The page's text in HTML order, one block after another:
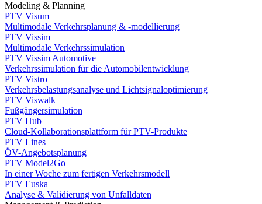
Modeling & Planning
PTV Visum
Multimodale Verkehrsplanung & -modellierung
PTV Vissim
Multimodale Verkehrssimulation
PTV Vissim Automotive
Verkehrssimulation für die Automobilentwicklung
PTV Vistro
Verkehrsbelastungsanalyse und Lichtsignaloptimierung
PTV Viswalk
Fußgängersimulation
PTV Hub
Cloud-Kollaborationsplattform für PTV-Produkte
PTV Lines
ÖV-Angebotsplanung
PTV Model2Go
In einer Woche zum fertigen Verkehrsmodell
PTV Euska
Analyse & Validierung von Unfalldaten